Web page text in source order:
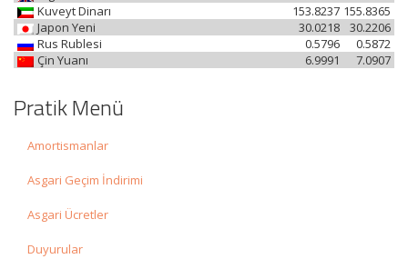
Kuveyt Dinarı
155.8365
153.8237
Japon Yeni
30.2206
30.0218
Rus Rublesi
0.5872
0.5796
Çin Yuanı
7.0907
6.9991
Pratik Menü
Amortismanlar
Asgari Geçim İndirimi
Asgari Ücretler
Duyurular